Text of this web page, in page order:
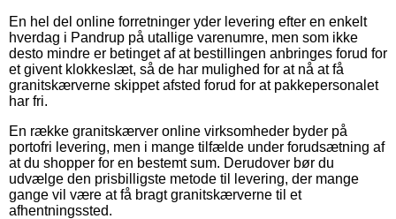
En hel del online forretninger yder levering efter en enkelt
hverdag i Pandrup på utallige varenumre, men som ikke
desto mindre er betinget af at bestillingen anbringes forud for
et givent klokkeslæt, så de har mulighed for at nå at få
granitskærverne skippet afsted forud for at pakkepersonalet
har fri.
En række granitskærver online virksomheder byder på
portofri levering, men i mange tilfælde under forudsætning af
at du shopper for en bestemt sum. Derudover bør du
udvælge den prisbilligste metode til levering, der mange
gange vil være at få bragt granitskærverne til et
afhentningssted.